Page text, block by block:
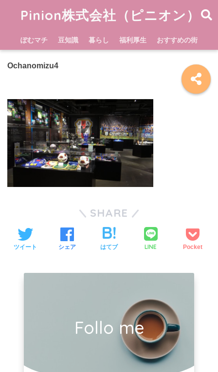
Pinion株式会社（ピニオン）
ぽむマチ 豆知識 暮らし 福利厚生 おすすめの街
Ochanomizu4
SHARE
ツイート シェア はてブ LINE Pocket
Follo me